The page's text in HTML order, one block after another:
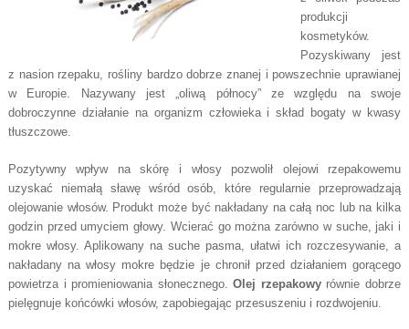
produkcji
kosmetyków.
Pozyskiwany jest
z nasion rzepaku, rośliny bardzo dobrze znanej i powszechnie uprawianej
w Europie. Nazywany jest „oliwą północy” ze względu na swoje
dobroczynne działanie na organizm człowieka i skład bogaty w kwasy
tłuszczowe.
Pozytywny wpływ na skórę i włosy pozwolił olejowi rzepakowemu
uzyskać niemałą sławę wśród osób, które regularnie przeprowadzają
olejowanie włosów. Produkt może być nakładany na całą noc lub na kilka
godzin przed umyciem głowy. Wcierać go można zarówno w suche, jaki i
mokre włosy. Aplikowany na suche pasma, ułatwi ich rozczesywanie, a
nakładany na włosy mokre będzie je chronił przed działaniem gorącego
powietrza i promieniowania słonecznego.
Olej rzepakowy równie dobrze
pielęgnuje końcówki włosów, zapobiegając przesuszeniu i rozdwojeniu.